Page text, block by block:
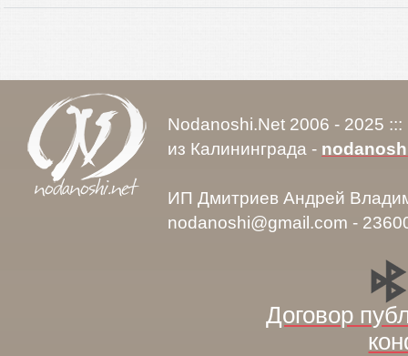
Nodanoshi.Net 2006 - 2025
из Калининграда -
ИП Дмитриев Андрей
nodanoshi@gmail.com -
Договор